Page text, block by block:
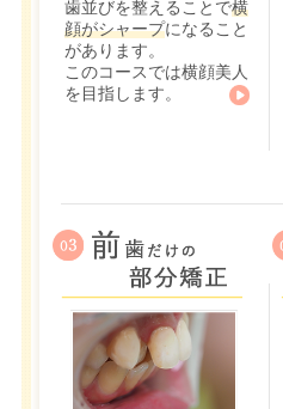
歯並びを整えることで横
顔がシャープになること
があります。
このコースでは横顔美人
を目指します。